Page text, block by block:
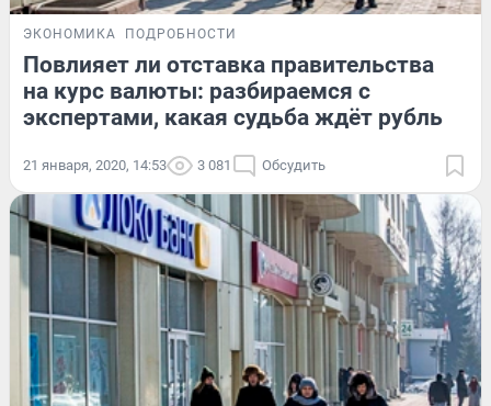
ЭКОНОМИКА ПОДРОБНОСТИ
Повлияет ли отставка правительства
на курс валюты: разбираемся с
экспертами, какая судьба ждёт рубль
21 января, 2020, 14:53 3 081 Обсудить